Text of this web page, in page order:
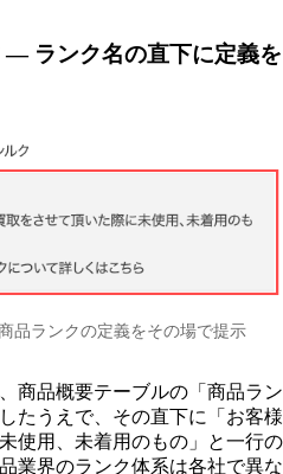
— ランク名の直下に定義を
品ランクの定義をその場で提示
商品概要テーブルの「商品ラン
たうえで、その直下に「お客様
使用、未着用のもの」と一行の
業界のランク体系は各社で異な